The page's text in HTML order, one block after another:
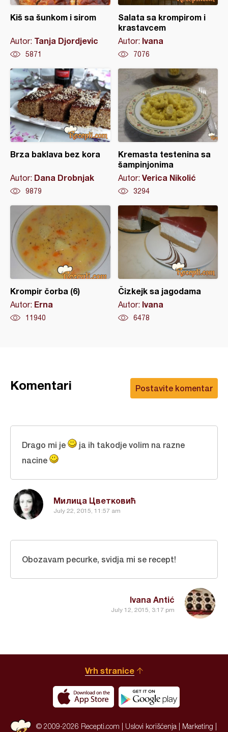
Kiš sa šunkom i sirom
Autor: Tanja Djordjevic
5871
Salata sa krompirom i
krastavcem
Autor: Ivana
7076
Brza baklava bez kora
Autor: Dana Drobnjak
9879
Kremasta testenina sa
šampinjonima
Autor: Verica Nikolić
3294
Krompir čorba (6)
Autor: Erna
11940
Čizkejk sa jagodama
Autor: Ivana
6478
Postavite komentar
Komentari
Милица Цветковић
July 22, 2015, 11:57 am
Drago mi je
ja ih takodje volim na razne
nacine
Ivana Antić
July 12, 2015, 3:17 pm
Obozavam pecurke, svidja mi se recept!
Vrh stranice
© 2009-2026 Recepti.com | Uslovi korišćenja Marketing